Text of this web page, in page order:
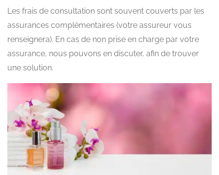
Les frais de consultation sont souvent couverts par les
assurances complémentaires (votre assureur vous
renseignera). En cas de non prise en charge par votre
assurance, nous pouvons en discuter, afin de trouver
une solution.